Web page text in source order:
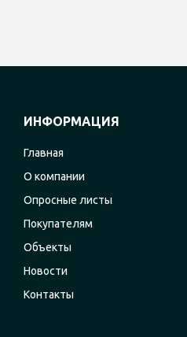
ИНФОРМАЦИЯ
Главная
О компании
Опросные листы
Покупателям
Объекты
Новости
Контакты